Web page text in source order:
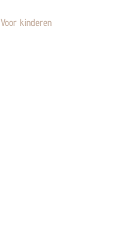
Voor kinderen